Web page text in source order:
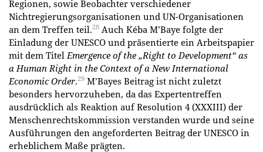
Regionen, sowie Beobachter verschiedener
Nichtregierungsorganisationen und UN-Organisationen
an dem Treffen teil.28 Auch Kéba M’Baye folgte der
Einladung der UNESCO und präsentierte ein Arbeitspapier
mit dem Titel Emergence of the „Right to Development“ as
a Human Right in the Context of a New International
Economic Order.29 M’Bayes Beitrag ist nicht zuletzt
besonders hervorzuheben, da das Expertentreffen
ausdrücklich als Reaktion auf Resolution 4 (XXXIII) der
Menschenrechtskommission verstanden wurde und seine
Ausführungen den angeforderten Beitrag der UNESCO in
erheblichem Maße prägten.